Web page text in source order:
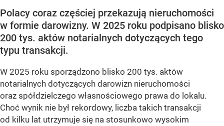
Polacy coraz częściej przekazują nieruchomości
w formie darowizny. W 2025 roku podpisano blisko
200 tys. aktów notarialnych dotyczących tego
typu transakcji.
W 2025 roku sporządzono blisko 200 tys. aktów
notarialnych dotyczących darowizn nieruchomości
oraz spółdzielczego własnościowego prawa do lokalu.
Choć wynik nie był rekordowy, liczba takich transakcji
od kilku lat utrzymuje się na stosunkowo wysokim